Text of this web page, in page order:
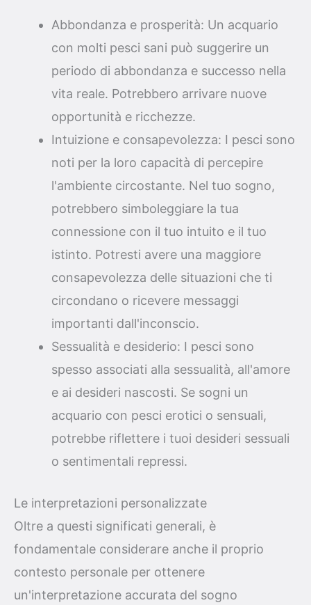
Abbondanza e prosperità: Un acquario
con molti pesci sani può suggerire un
periodo di abbondanza e successo nella
vita reale. Potrebbero arrivare nuove
opportunità e ricchezze.
Intuizione e consapevolezza: I pesci sono
noti per la loro capacità di percepire
l'ambiente circostante. Nel tuo sogno,
potrebbero simboleggiare la tua
connessione con il tuo intuito e il tuo
istinto. Potresti avere una maggiore
consapevolezza delle situazioni che ti
circondano o ricevere messaggi
importanti dall'inconscio.
Sessualità e desiderio: I pesci sono
spesso associati alla sessualità, all'amore
e ai desideri nascosti. Se sogni un
acquario con pesci erotici o sensuali,
potrebbe riflettere i tuoi desideri sessuali
o sentimentali repressi.
Le interpretazioni personalizzate
Oltre a questi significati generali, è
fondamentale considerare anche il proprio
contesto personale per ottenere
un'interpretazione accurata del sogno